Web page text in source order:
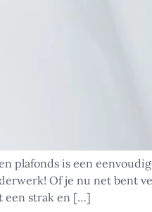
plafonds is een
Of je nu net bent
een strak en […]